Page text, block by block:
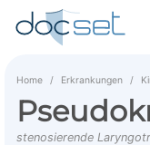
Home Erkrankungen
stenosierende